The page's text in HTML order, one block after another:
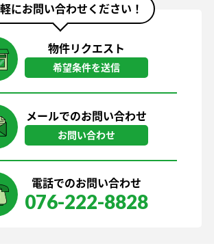
にお問い合わせください！
物件リクエスト
希望条件を送信
メールでのお問い合わせ
お問い合わせ
電話でのお問い合わせ
076-222-8828